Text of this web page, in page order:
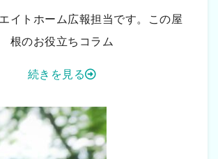
イトホーム広報担当です。この屋
根のお役立ちコラム
続きを見る